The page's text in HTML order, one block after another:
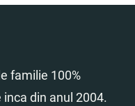
familie 100%
din anul 2004.